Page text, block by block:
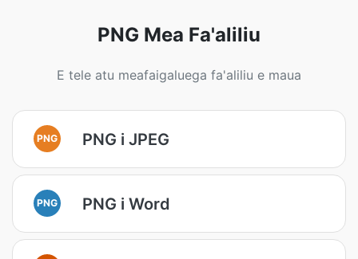
PNG Mea Fa'aliliu
E tele atu meafaigaluega fa'aliliu e maua
PNG PNG i JPEG
PNG PNG i Word